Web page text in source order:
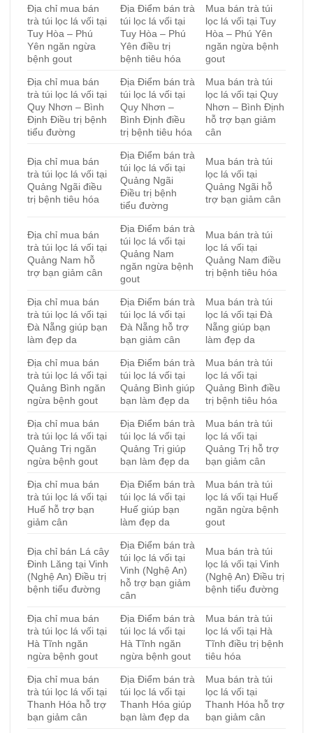
Địa chỉ mua bán
trà túi lọc lá vối tại
Tuy Hòa – Phú
Yên ngăn ngừa
bệnh gout
Địa Điểm bán trà
túi lọc lá vối tại
Tuy Hòa – Phú
Yên điều trị
bệnh tiêu hóa
Mua bán trà túi
lọc lá vối tại Tuy
Hòa – Phú Yên
ngăn ngừa bệnh
gout
Địa chỉ mua bán
trà túi lọc lá vối tại
Quy Nhơn – Bình
Định Điều trị bệnh
tiểu đường
Địa Điểm bán trà
túi lọc lá vối tại
Quy Nhơn –
Bình Định điều
trị bệnh tiêu hóa
Mua bán trà túi
lọc lá vối tại Quy
Nhơn – Bình Định
hỗ trợ bạn giảm
cân
Địa chỉ mua bán
trà túi lọc lá vối tại
Quảng Ngãi điều
trị bệnh tiêu hóa
Địa Điểm bán trà
túi lọc lá vối tại
Quảng Ngãi
Điều trị bệnh
tiểu đường
Mua bán trà túi
lọc lá vối tại
Quảng Ngãi hỗ
trợ bạn giảm cân
Địa chỉ mua bán
trà túi lọc lá vối tại
Quảng Nam hỗ
trợ bạn giảm cân
Địa Điểm bán trà
túi lọc lá vối tại
Quảng Nam
ngăn ngừa bệnh
gout
Mua bán trà túi
lọc lá vối tại
Quảng Nam điều
trị bệnh tiêu hóa
Địa chỉ mua bán
trà túi lọc lá vối tại
Đà Nẵng giúp bạn
làm đẹp da
Địa Điểm bán trà
túi lọc lá vối tại
Đà Nẵng hỗ trợ
bạn giảm cân
Mua bán trà túi
lọc lá vối tại Đà
Nẵng giúp bạn
làm đẹp da
Địa chỉ mua bán
trà túi lọc lá vối tại
Quảng Bình ngăn
ngừa bệnh gout
Địa Điểm bán trà
túi lọc lá vối tại
Quảng Bình giúp
bạn làm đẹp da
Mua bán trà túi
lọc lá vối tại
Quảng Bình điều
trị bệnh tiêu hóa
Địa chỉ mua bán
trà túi lọc lá vối tại
Quảng Trị ngăn
ngừa bệnh gout
Địa Điểm bán trà
túi lọc lá vối tại
Quảng Trị giúp
bạn làm đẹp da
Mua bán trà túi
lọc lá vối tại
Quảng Trị hỗ trợ
bạn giảm cân
Địa chỉ mua bán
trà túi lọc lá vối tại
Huế hỗ trợ bạn
giảm cân
Địa Điểm bán trà
túi lọc lá vối tại
Huế giúp bạn
làm đẹp da
Mua bán trà túi
lọc lá vối tại Huế
ngăn ngừa bệnh
gout
Địa chỉ bán Lá cây
Đinh Lăng tại Vinh
(Nghệ An) Điều trị
bệnh tiểu đường
Địa Điểm bán trà
túi lọc lá vối tại
Vinh (Nghệ An)
hỗ trợ bạn giảm
cân
Mua bán trà túi
lọc lá vối tại Vinh
(Nghệ An) Điều trị
bệnh tiểu đường
Địa chỉ mua bán
trà túi lọc lá vối tại
Hà Tĩnh ngăn
ngừa bệnh gout
Địa Điểm bán trà
túi lọc lá vối tại
Hà Tĩnh ngăn
ngừa bệnh gout
Mua bán trà túi
lọc lá vối tại Hà
Tĩnh điều trị bệnh
tiêu hóa
Địa chỉ mua bán
trà túi lọc lá vối tại
Thanh Hóa hỗ trợ
bạn giảm cân
Địa Điểm bán trà
túi lọc lá vối tại
Thanh Hóa giúp
bạn làm đẹp da
Mua bán trà túi
lọc lá vối tại
Thanh Hóa hỗ trợ
bạn giảm cân